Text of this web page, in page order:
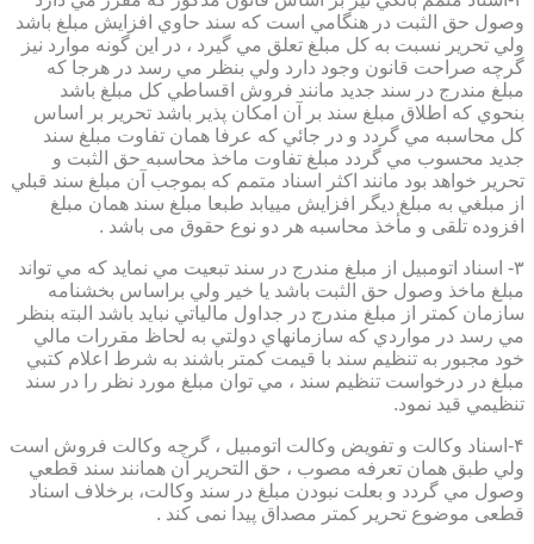
وصول حق الثبت در هنگامي است كه سند حاوي افزايش مبلغ باشد
ولي تحرير نسبت به كل مبلغ تعلق مي گيرد ، در اين گونه موارد نيز
گرچه صراحت قانون وجود دارد ولي بنظر مي رسد در هرجا كه
مبلغ مندرج در سند جديد مانند فروش اقساطي كل مبلغ باشد
بنحوي كه اطلاق مبلغ سند بر آن امكان پذير باشد تحرير بر اساس
كل محاسبه مي گردد و در جائي كه عرفا همان تفاوت مبلغ سند
جديد محسوب مي گردد مبلغ تفاوت ماخذ محاسبه حق الثبت و
تحرير خواهد بود مانند اكثر اسناد متمم كه بموجب آن مبلغ سند قبلي
از مبلغي به مبلغ ديگر افزايش مييابد طبعا مبلغ سند همان مبلغ
افزوده تلقی و مأخذ محاسبه هر دو نوع حقوق می باشد .
۳- اسناد اتومبيل از مبلغ مندرج در سند تبعيت مي نمايد كه مي تواند
مبلغ ماخذ وصول حق الثبت باشد يا خير ولي براساس بخشنامه
سازمان كمتر از مبلغ مندرج در جداول مالياتي نبايد باشد البته بنظر
مي رسد در مواردي كه سازمانهاي دولتي به لحاظ مقررات مالي
خود مجبور به تنظيم سند با قيمت كمتر باشند به شرط اعلام كتبي
مبلغ در درخواست تنظيم سند ، مي توان مبلغ مورد نظر را در سند
تنظيمي قيد نمود.
۴-اسناد وكالت و تفويض وكالت اتومبيل ، گرچه وكالت فروش است
ولي طبق همان تعرفه مصوب ، حق التحرير آن همانند سند قطعي
وصول مي گردد و بعلت نبودن مبلغ در سند وكالت، برخلاف اسناد
قطعی موضوع تحریر کمتر مصداق پیدا نمی کند .